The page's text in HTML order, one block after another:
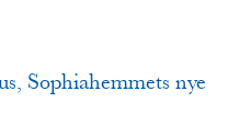
Sophiahemmets nye